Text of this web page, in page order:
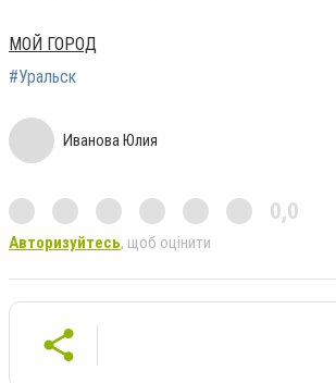
МОЙ ГОРОД
#Уральск
Иванова Юлия
0,0
Авторизуйтесь, щоб оцінити